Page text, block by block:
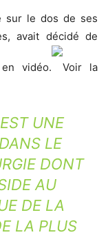
sur le dos de ses
avait décidé de
vidéo.
Voir la
UNE
LE
DONT
AU
DE LA
LA PLUS